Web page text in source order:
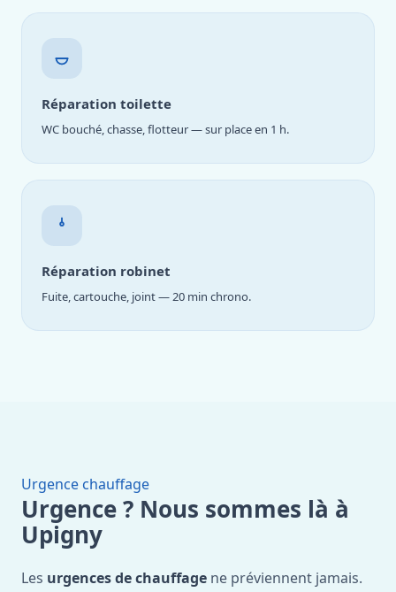
Réparation toilette
WC bouché, chasse, flotteur — sur place en 1 h.
Réparation robinet
Fuite, cartouche, joint — 20 min chrono.
Urgence chauffage
Urgence ? Nous sommes là à
Upigny
Les urgences de chauffage ne préviennent jamais.